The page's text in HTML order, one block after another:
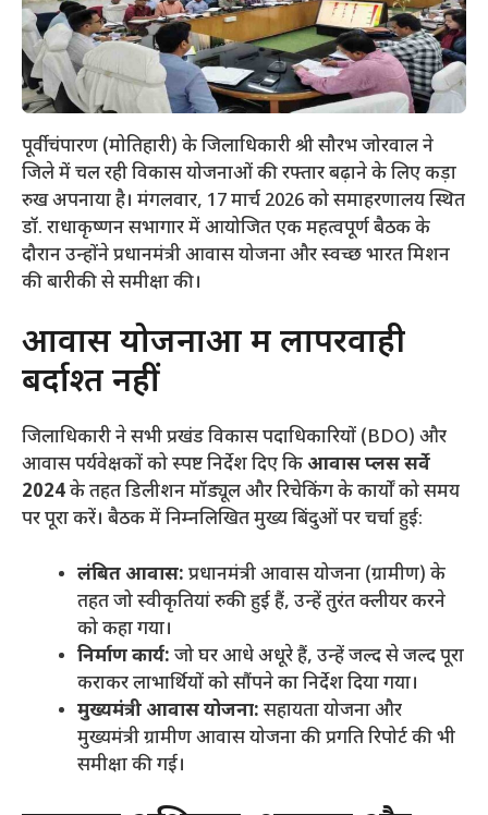
पूर्वी चंपारण (मोतिहारी) के जिलाधिकारी श्री सौरभ जोरवाल ने
जिले में चल रही विकास योजनाओं की रफ्तार बढ़ाने के लिए कड़ा
रुख अपनाया है। मंगलवार, 17 मार्च 2026 को समाहरणालय स्थित
डॉ. राधाकृष्णन सभागार में आयोजित एक महत्वपूर्ण बैठक के
दौरान उन्होंने प्रधानमंत्री आवास योजना और स्वच्छ भारत मिशन
की बारीकी से समीक्षा की।
​आवास योजनाओं में लापरवाही
बर्दाश्त नहीं
​जिलाधिकारी ने सभी प्रखंड विकास पदाधिकारियों (BDO) और
आवास पर्यवेक्षकों को स्पष्ट निर्देश दिए किआवास प्लस सर्वे
2024के तहत डिलीशन मॉड्यूल और रिचेकिंग के कार्यों को समय
पर पूरा करें। बैठक में निम्नलिखित मुख्य बिंदुओं पर चर्चा हुई:
लंबित आवास: प्रधानमंत्री आवास योजना (ग्रामीण) के
तहत जो स्वीकृतियां रुकी हुई हैं, उन्हें तुरंत क्लीयर करने
को कहा गया।
निर्माण कार्य: जो घर आधे अधूरे हैं, उन्हें जल्द से जल्द पूरा
कराकर लाभार्थियों को सौंपने का निर्देश दिया गया।
मुख्यमंत्री आवास योजना: सहायता योजना और
मुख्यमंत्री ग्रामीण आवास योजना की प्रगति रिपोर्ट की भी
समीक्षा की गई।